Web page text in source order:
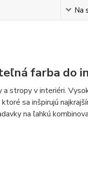
Na
farba do
stropy v interiéri.
sa inšpirujú
na ľahkú